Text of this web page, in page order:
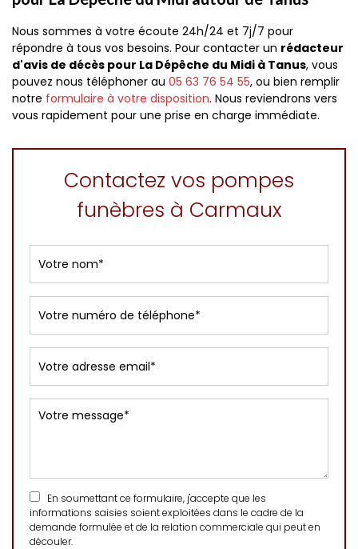
Nous sommes à votre écoute 24h/24 et 7j/7 pour
répondre à tous vos besoins. Pour contacter un rédacteur
d'avis de décès pour La Dépêche du Midi à Tanus, vous
pouvez nous téléphoner au 05 63 76 54 55, ou bien remplir
notre formulaire à votre disposition. Nous reviendrons vers
vous rapidement pour une prise en charge immédiate.
Contactez vos pompes
funèbres à Carmaux
En soumettant ce formulaire, j'accepte que les
informations saisies soient exploitées dans le cadre de la
demande formulée et de la relation commerciale qui peut en
découler.